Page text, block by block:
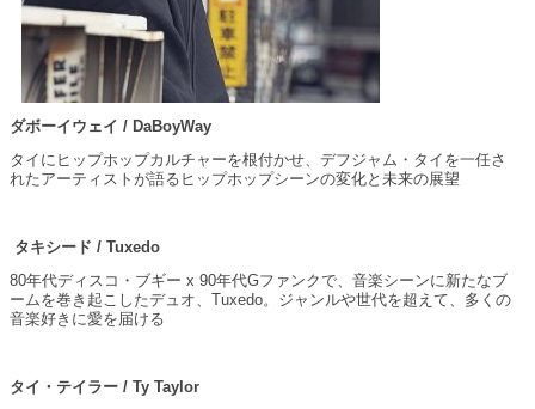
ダボーイウェイ / DaBoyWay
タイにヒップホップカルチャーを根付かせ、デフジャム・タイを一任さ
れたアーティストが語るヒップホップシーンの変化と未来の展望
タキシード / Tuxedo
80年代ディスコ・ブギー x 90年代Gファンクで、音楽シーンに新たなブ
ームを巻き起こしたデュオ、Tuxedo。ジャンルや世代を超えて、多くの
音楽好きに愛を届ける
タイ・テイラー / Ty Taylor